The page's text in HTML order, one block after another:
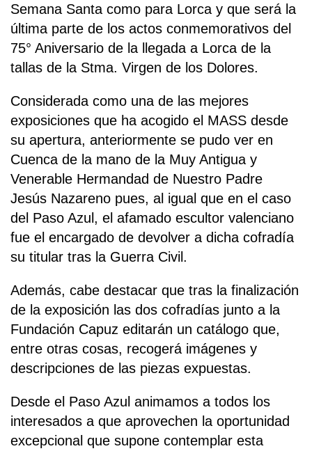
Semana Santa como para Lorca y que será la
última parte de los actos conmemorativos del
75° Aniversario de la llegada a Lorca de la
tallas de la Stma. Virgen de los Dolores.
Considerada como una de las mejores
exposiciones que ha acogido el MASS desde
su apertura, anteriormente se pudo ver en
Cuenca de la mano de la Muy Antigua y
Venerable Hermandad de Nuestro Padre
Jesús Nazareno pues, al igual que en el caso
del Paso Azul, el afamado escultor valenciano
fue el encargado de devolver a dicha cofradía
su titular tras la Guerra Civil.
Además, cabe destacar que tras la finalización
de la exposición las dos cofradías junto a la
Fundación Capuz editarán un catálogo que,
entre otras cosas, recogerá imágenes y
descripciones de las piezas expuestas.
Desde el Paso Azul animamos a todos los
interesados a que aprovechen la oportunidad
excepcional que supone contemplar esta